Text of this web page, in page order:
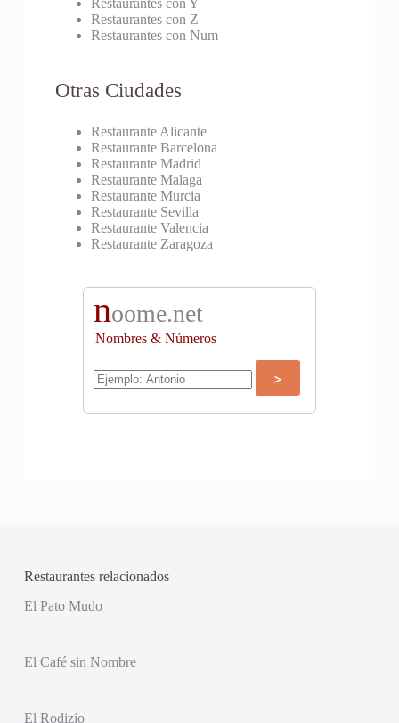
Restaurantes con Y
Restaurantes con Z
Restaurantes con Num
Otras Ciudades
Restaurante Alicante
Restaurante Barcelona
Restaurante Madrid
Restaurante Malaga
Restaurante Murcia
Restaurante Sevilla
Restaurante Valencia
Restaurante Zaragoza
noome.net
Nombres & Números
Restaurantes relacionados
El Pato Mudo
El Café sin Nombre
El Rodizio